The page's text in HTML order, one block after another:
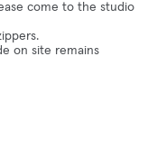
come to the studio
on site remains